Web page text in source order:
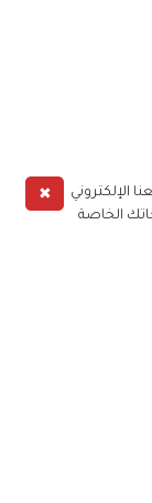
✖
الإلكتروني
الخاصة